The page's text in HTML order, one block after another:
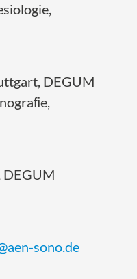
DEGUM
DEGUM
sono.de